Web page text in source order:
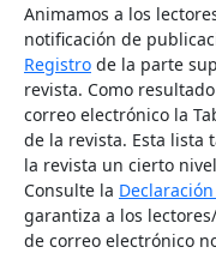
Animamos a los
notificación de
Registrode la parte
revista. Como
correo electrónico la
de la revista. Esta lista
la revista un cierto
Consulte la
garantiza a los
de correo electrónico